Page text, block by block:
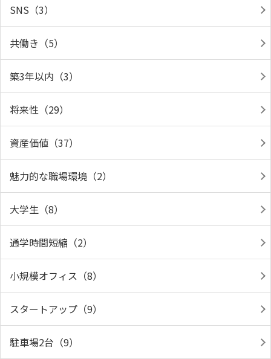
SNS（3）
共働き（5）
築3年以内（3）
将来性（29）
資産価値（37）
魅力的な職場環境（2）
大学生（8）
通学時間短縮（2）
小規模オフィス（8）
スタートアップ（9）
駐車場2台（9）